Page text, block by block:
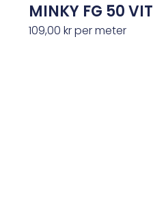
MINKY FG 50 VIT
109,00krper meter